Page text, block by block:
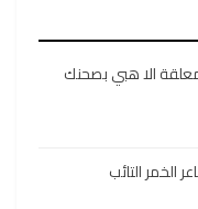
الا هبي بصحنك
الخمر التائب